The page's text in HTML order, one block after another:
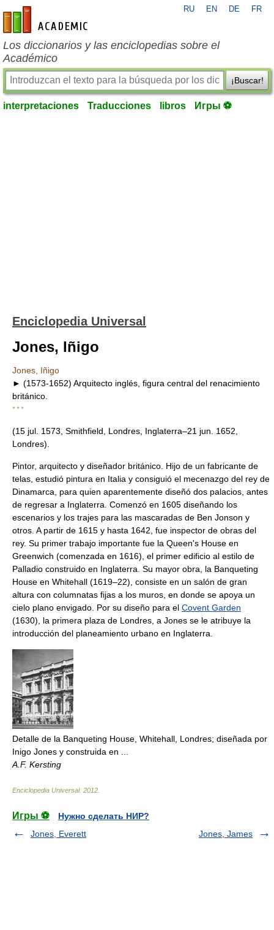
es-academic.com
RU EN DE FR
Los diccionarios y las enciclopedias sobre el
Académico
¡Buscar!
interpretaciones Traducciones libros Игры ⚽
Enciclopedia Universal
Jones, Iñigo
Jones, Iñigo
► (1573-1652) Arquitecto inglés, figura central del renacimiento
británico.
* * *
(15 jul. 1573, Smithfield, Londres, Inglaterra–21 jun. 1652,
Londres).
Pintor, arquitecto y diseñador británico. Hijo de un fabricante de
telas, estudió pintura en Italia y consiguió el mecenazgo del rey de
Dinamarca, para quien aparentemente diseñó dos palacios, antes
de regresar a Inglaterra. Comenzó en 1605 diseñando los
escenarios y los trajes para las mascaradas de Ben Jonson y
otros. A partir de 1615 y hasta 1642, fue inspector de obras del
rey. Su primer trabajo importante fue la Queen's House en
Greenwich (comenzada en 1616), el primer edificio al estilo de
Palladio construido en Inglaterra. Su mayor obra, la Banqueting
House en Whitehall (1619–22), consiste en un salón de gran
altura con columnatas fijas a los muros, en donde se apoya un
cielo plano envigado. Por su diseño para el Covent Garden
(1630), la primera plaza de Londres, a Jones se le atribuye la
introducción del planeamiento urbano en Inglaterra.
Detalle de la Banqueting House, Whitehall, Londres; diseñada por
Inigo Jones y construida en ...
A.F. Kersting
Enciclopedia Universal. 2012
Игры ⚽
Нужно сделать НИР?
Jones, Everett
Jones, James